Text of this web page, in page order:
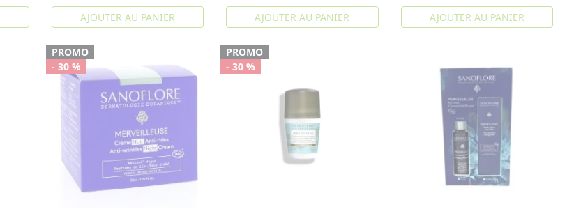
AJOUTER AU PANIER AJOUTER AU PANIER AJOUTER AU PANIER
PROMO
- 30 %
PROMO
- 30 %